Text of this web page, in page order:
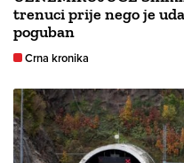
trenuci prije nego je
poguban
Crna kronika